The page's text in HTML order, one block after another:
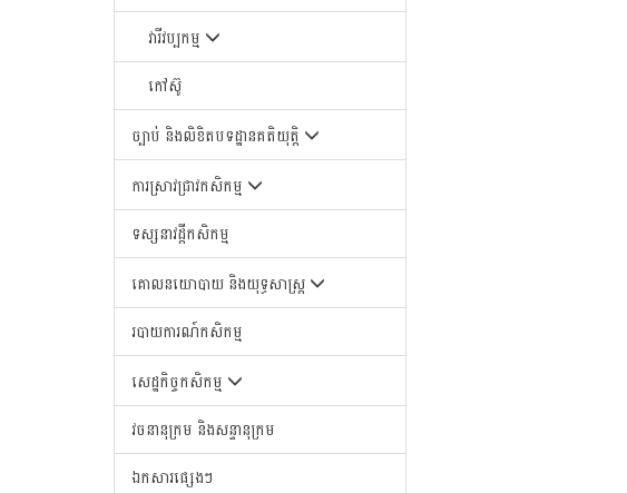
វារីវប្បកម្ម
កៅស៊ូ
ច្បាប់ និងលិខិតបទដ្ឋានគតិយុត្តិ
ការស្រាវជ្រាវកសិកម្ម
ទស្សនាវដ្តីកសិកម្ម
គោលនយោបាយ និងយុទ្ធសាស្រ្ត
របាយការណ៍កសិកម្ម
សេដ្ឋកិច្ចកសិកម្ម
វចនានុក្រម និងសន្ទានុក្រម
ឯកសារផ្សេងៗ